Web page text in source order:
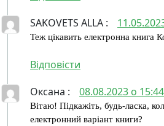
SAKOVETS ALLA :
Теж цікавить електронна книга
Відповіcти
Оксана : 08.08.2023 о 15:44
Вітаю! Підкажіть, будь-ласка,
електронний варіант книги?